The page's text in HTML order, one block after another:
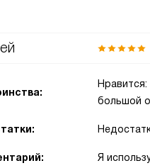
большой
Я